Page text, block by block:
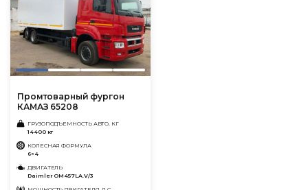
Промтоварный фургон
КАМАЗ 65208
ГРУЗОПОДЪЕМНОСТЬ АВТО, КГ
14400 кг
КОЛЕСНАЯ ФОРМУЛА
6×4
ДВИГАТЕЛЬ
Daimler OM457LA.V/3